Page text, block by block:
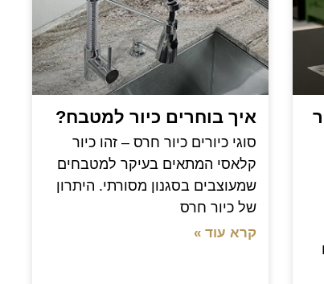
איך בוחרים כיור למטבח?
סוגי כיורים כיור חרס – זהו כיור
קלאסי המתאים בעיקר למטבחים
שמעוצבים בסגנון מסורתי. היתרון
של כיור חרס
קרא עוד »